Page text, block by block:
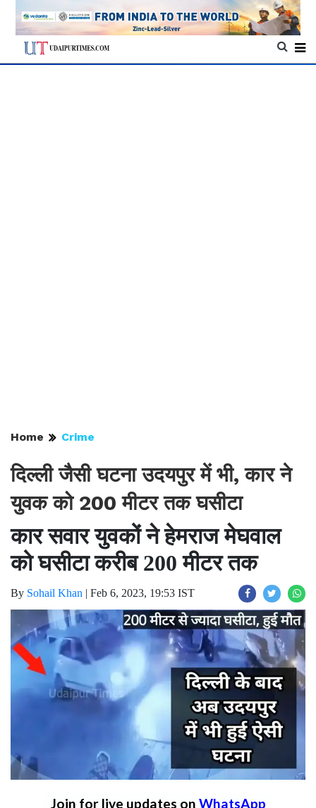
Home Crime
दिल्ली जैसी घटना उदयपुर में भी, कार ने
युवक को 200 मीटर तक घसीटा
कार सवार युवकों ने हेमराज मेघवाल
को घसीटा करीब 200 मीटर तक
By Sohail Khan | Feb 6, 2023, 19:53 IST
Join for live updates on WhatsApp